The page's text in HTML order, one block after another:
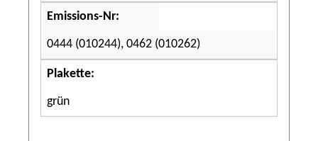
Emissions-Nr:
0444 (010244), 0462 (010262)
Plakette:
grün